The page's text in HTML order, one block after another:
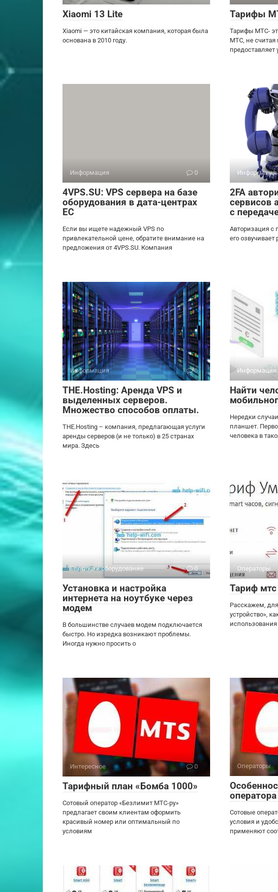
Xiaomi 13 Lite
Xiaomi — это китайская компания, которая была
основана в 2010 году.
Тарифы
Тарифы МТС-
МТС, не
предоставляет
Информация 0
4VPS.SU: VPS сервера на базе
оборудования в дата-центрах
ЕС
Если вы ищете надежный VPS по
привлекательной цене, обратите внимание на
предложения от 4VPS.SU. Компания
Информация
2FA
сервисов
с
Авторизация с
его озвучивает
Информация 0
THE.Hosting: Аренда VPS и
выделенных серверов.
Множество способов оплаты.
THE.Hosting – компания, предлагающая услуги
аренды серверов (и не только) в 25 странах
мира. Здесь
Информация
Найти
Нередки
планшет.
человека в
Техника и оборудование 0
Установка и настройка
интернета на ноутбуке через
модем
В большинстве случаев модем подключается
быстро. Но изредка возникают проблемы.
Иногда нужно просить о
Операторы
Тариф мтс
Расскажем,
устройство»,
Интересное 0
Тарифный план «Бомба 1000»
Сотовый оператор «Безлимит МТС-ру»
предлагает своим клиентам оформить
красивый номер или оптимальный по
условиям
Операторы
Сотовые
условия и
применяют